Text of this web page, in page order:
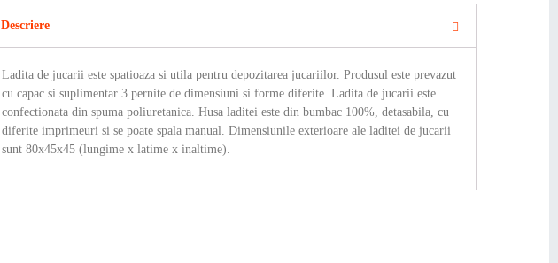
Descriere
Ladita de jucarii este spatioaza si utila pentru depozitarea jucariilor. Produsul este prevazut
cu capac si suplimentar 3 pernite de dimensiuni si forme diferite. Ladita de jucarii este
confectionata din spuma poliuretanica. Husa laditei este din bumbac 100%, detasabila, cu
diferite imprimeuri si se poate spala manual. Dimensiunile exterioare ale laditei de jucarii
sunt 80x45x45 (lungime x latime x inaltime).